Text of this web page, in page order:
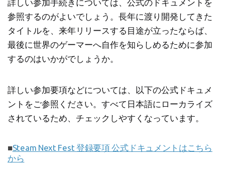
詳しい参加手続きについては、公式のドキュメントを
参照するのがよいでしょう。長年に渡り開発してきた
タイトルを、来年リリースする目途が立ったならば、
最後に世界のゲーマーへ自作を知らしめるために参加
するのはいかがでしょうか。
詳しい参加要項などについては、以下の公式ドキュメ
ントをご参照ください。すべて日本語にローカライズ
されているため、チェックしやすくなっています。
■Steam Next Fest 登録要項 公式ドキュメントはこちら
から